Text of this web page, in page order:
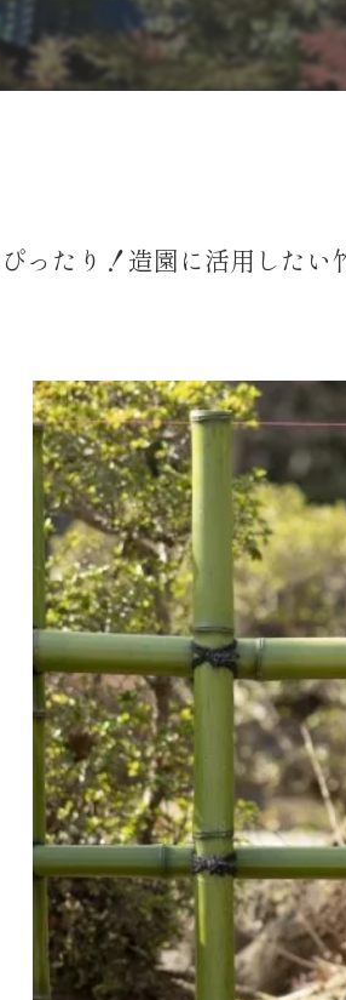
植替
雑草対
ったり！造園に活用したい